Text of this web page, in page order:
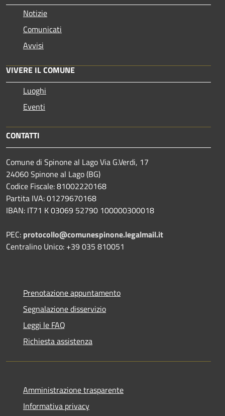
Notizie
Comunicati
Avvisi
VIVERE IL COMUNE
Luoghi
Eventi
CONTATTI
Comune di Spinone al Lago Via G.Verdi, 17
24060 Spinone al Lago (BG)
Codice Fiscale: 81002220168
Partita IVA: 01279670168
IBAN: IT71 K 03069 52790 100000300018
PEC: protocollo@comunespinone.legalmail.it
Centralino Unico: +39 035 810051
Prenotazione appuntamento
Segnalazione disservizio
Leggi le FAQ
Richiesta assistenza
Amministrazione trasparente
Informativa privacy